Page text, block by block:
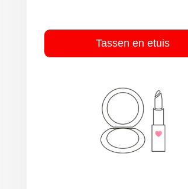
Tassen en etuis